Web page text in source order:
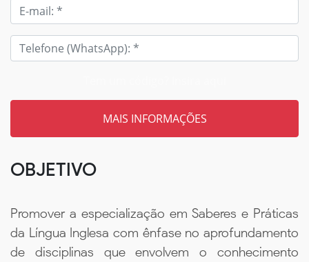
OBJETIVO
Promover a especialização em Saberes e Práticas
da Língua Inglesa com ênfase no aprofundamento
de disciplinas que envolvem o conhecimento